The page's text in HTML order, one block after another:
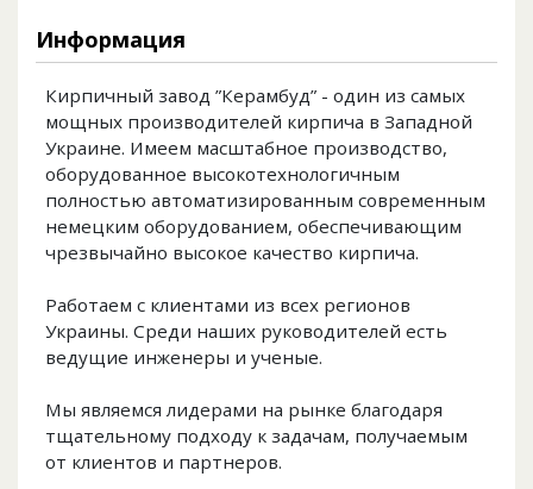
Информация
Кирпичный завод ”Керамбуд” - один из самых
мощных производителей кирпича в Западной
Украине. Имеем масштабное производство,
оборудованное высокотехнологичным
полностью автоматизированным современным
немецким оборудованием, обеспечивающим
чрезвычайно высокое качество кирпича.
Работаем с клиентами из всех регионов
Украины. Среди наших руководителей есть
ведущие инженеры и ученые.
Мы являемся лидерами на рынке благодаря
тщательному подходу к задачам, получаемым
от клиентов и партнеров.